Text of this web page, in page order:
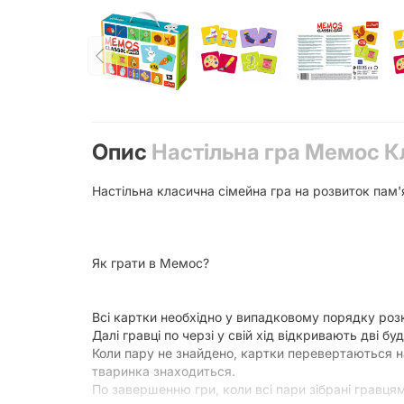
Опис Настільна гра Мемос
Настільна класична сімейна гра на розвиток
Як грати в Мемос?
Всі картки необхідно у випадковому порядку
Далі гравці по черзі у свій хід відкривають дві
Коли пару не знайдено, картки перевертаються
тваринка знаходиться.
По завершенню гри, коли всі пари зібрані